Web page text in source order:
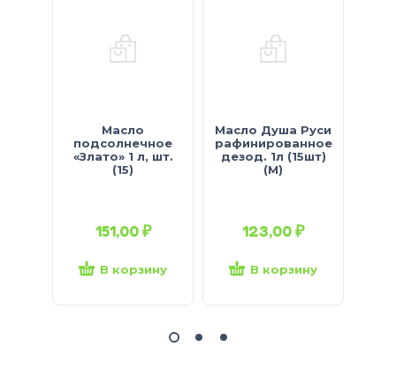
Масло
подсолнечное
«Злато» 1 л, шт.
(15)
151,00₽
В корзину
Масло Душа Руси
рафинированное
дезод. 1л (15шт)
(М)
123,00₽
В корзину